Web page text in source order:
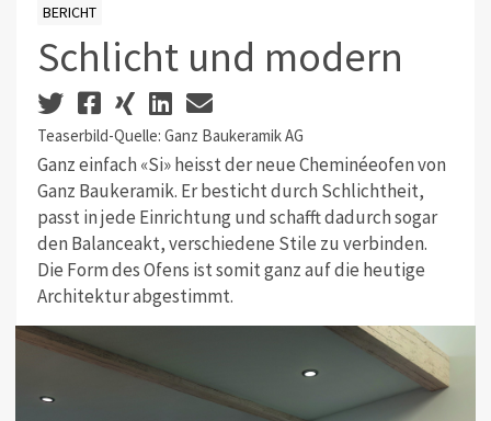
BERICHT
Schlicht und modern
Teaserbild-Quelle: Ganz Baukeramik AG
Ganz einfach «Si» heisst der neue Cheminéeofen von
Ganz Baukeramik. Er besticht durch Schlichtheit,
passt in jede Einrichtung und schafft dadurch sogar
den Balanceakt, verschiedene Stile zu verbinden.
Die Form des Ofens ist somit ganz auf die heutige
Architektur abgestimmt.